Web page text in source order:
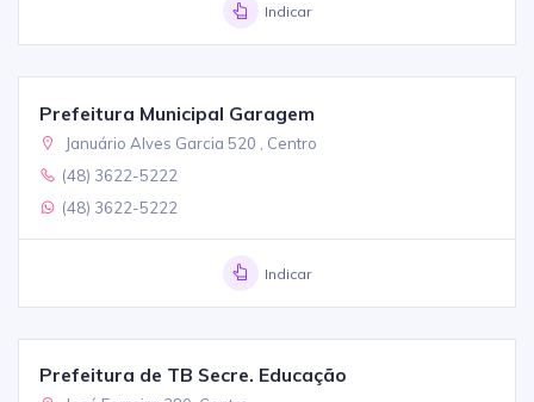
Indicar
Prefeitura Municipal Garagem
Januário Alves Garcia 520 , Centro
(48) 3622-5222
(48) 3622-5222
Indicar
Prefeitura de TB Secre. Educação